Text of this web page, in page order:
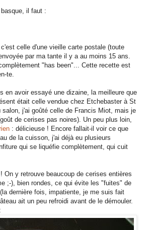
il faut :
celle d'une vieille carte postale (toute
par ma tante il y a au moins 15 ans.
"has been"... Cette recette est
te.
en avoir essayé une dizaine, la meilleure que
était celle vendue chez Etchebaster à St
j'ai goûté celle de Francis Miot, mais je
de cerises pas noires). Un peu plus loin,
: délicieuse ! Encore fallait-il voir ce que
de la cuisson, j'ai déjà eu plusieurs
qui se liquéfie complètement, qui cuit
On y retrouve beaucoup de cerises entières
;-), bien rondes, ce qui évite les "fuites" de
dernière fois, impatiente, je me suis fait
ait un peu refroidi avant de le démouler.